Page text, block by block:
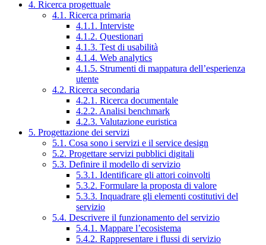
4. Ricerca progettuale
4.1. Ricerca primaria
4.1.1. Interviste
4.1.2. Questionari
4.1.3. Test di usabilità
4.1.4. Web analytics
4.1.5. Strumenti di mappatura dell’esperienza
utente
4.2. Ricerca secondaria
4.2.1. Ricerca documentale
4.2.2. Analisi benchmark
4.2.3. Valutazione euristica
5. Progettazione dei servizi
5.1. Cosa sono i servizi e il service design
5.2. Progettare servizi pubblici digitali
5.3. Definire il modello di servizio
5.3.1. Identificare gli attori coinvolti
5.3.2. Formulare la proposta di valore
5.3.3. Inquadrare gli elementi costitutivi del
servizio
5.4. Descrivere il funzionamento del servizio
5.4.1. Mappare l’ecosistema
5.4.2. Rappresentare i flussi di servizio